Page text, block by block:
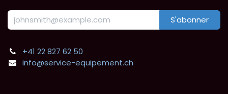
S'abonner
+41 22 827 62 50
info@service-equipement.ch